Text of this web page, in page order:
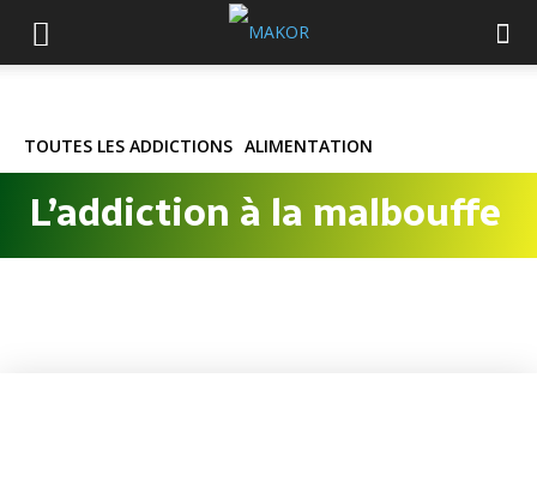
TOUTES LES ADDICTIONS ALIMENTATION
L’addiction à la malbouffe